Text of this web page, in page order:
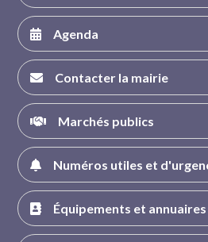
Agenda
Contacter la mairie
Marchés publics
Numéros utiles et
Équipements et annuaires